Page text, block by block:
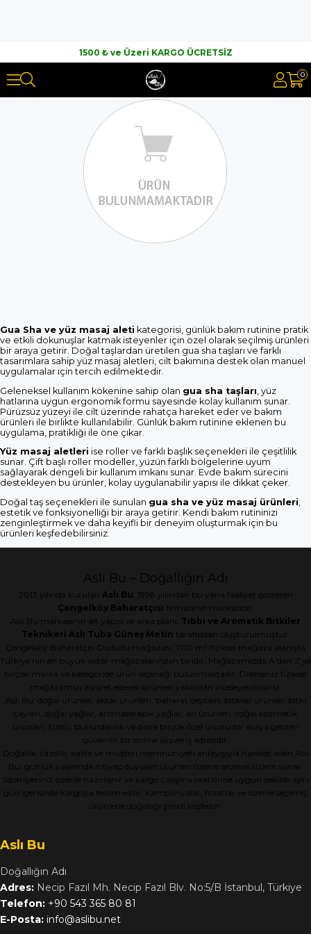
1500 ₺ ve Üzeri KARGO ÜCRETSİZ
0
Gua Sha ve yüz masaj aleti kategorisi, günlük bakım rutinine pratik
ve etkili dokunuşlar katmak isteyenler için özel olarak seçilmiş ürünleri
bir araya getirir. Doğal taşlardan üretilen gua sha taşları ve farklı
tasarımlara sahip yüz masaj aletleri, cilt bakımına destek olan manuel
uygulamalar için tercih edilmektedir.
Geleneksel kullanım kökenine sahip olan gua sha taşları , yüz
hatlarına uygun ergonomik formu sayesinde kolay kullanım sunar.
Pürüzsüz yüzeyi ile cilt üzerinde rahatça hareket eder ve bakım
ürünleri ile birlikte kullanılabilir. Günlük bakım rutinine eklenen bu
uygulama, pratikliği ile öne çıkar.
Yüz masaj aletleri ise roller ve farklı başlık seçenekleri ile çeşitlilik
sunar. Çift başlı roller modeller, yüzün farklı bölgelerine uyum
sağlayarak dengeli bir kullanım imkanı sunar. Evde bakım sürecini
destekleyen bu ürünler, kolay uygulanabilir yapısı ile dikkat çeker.
Doğal taş seçenekleri ile sunulan gua sha ve yüz masaj ürünleri,
estetik ve fonksiyonelliği bir araya getirir. Kendi bakım rutininizi
zenginleştirmek ve daha keyifli bir deneyim oluşturmak için bu
ürünleri keşfedebilirsiniz.
Aslı Bu – Doğallığın Adı
2013 yılında kurulan Aslı Bu , 1998 yılından bu yana faaliyet gösteren
Çengelköy Baharatçısı firmasının markasıdır.
Aslı Bu markasının alt yapısı ve arka planı, Tıbbi ve Aromatik Bitkiler
Teknikeri Aslı Tuba Güneş Metin tarafından oluşturulmuştur.
Çengelköy Baharatçısı Dudullu mağazası, 700 m² fiziksel mağaza alanıyla
Türkiye’nin en büyük aktar mağazalarından biridir. Mağazamızda A’dan Z’ye
birçok marka ve kategoride ürün seçeneği bulunmaktadır. Dilerseniz fiziksel
mağazamızı ziyaret ederek ürünleri yakından inceleyebilirsiniz.
Aslı Bu; doğal ürünler, aktar ürünleri, baharat çeşitleri, bitkisel ürünler, bitki
çayları, doğal yağlar, aromaterapik yağlar, arı ürünleri, doğal kozmetik
ürünleri, tütsü, buhurdanlık ve daha birçok özel ürünü bir araya getiren
güvenilir bir online alışveriş adresidir.
Doğallık, tazelik, kalite ve müşteri memnuniyeti anlayışıyla hareket eden Aslı
Bu, günlük yaşamda ihtiyaç duyulan ürünleri özenle seçerek sizlere sunar.
Siparişleriniz özenle hazırlanır ve kargo çalışma saatlerine uygun şekilde aynı
gün içerisinde kargoya teslim edilir. Kampanyalar, fırsatlar ve özenle seçilmiş
ürünlerle doğallığı şimdi keşfedin.
Aslı Bu
Doğallığın Adı
Adres: Necip Fazıl Mh. Necip Fazıl Blv. No:5/B İstanbul, Türkiye
Telefon: +90 543 365 80 81
E-Posta: info@aslibu.net